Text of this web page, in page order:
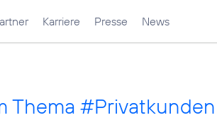
Karriere Presse News
Thema #Privatkunden